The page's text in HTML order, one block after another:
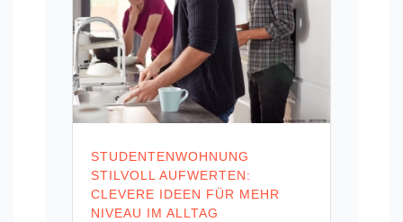
STUDENTENWOHNUNG
STILVOLL AUFWERTEN:
CLEVERE IDEEN FÜR MEHR
NIVEAU IM ALLTAG